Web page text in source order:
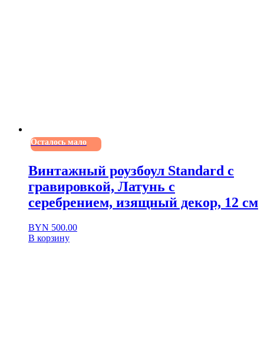
Осталось мало
Винтажный роузбоул Standard с
гравировкой, Латунь с
серебрением, изящный декор, 12 см
BYN 500.00
В корзину